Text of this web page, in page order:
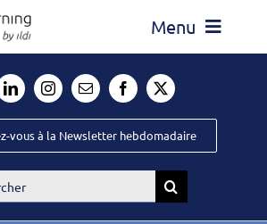
Menu
vous à la Newsletter hebdomadaire